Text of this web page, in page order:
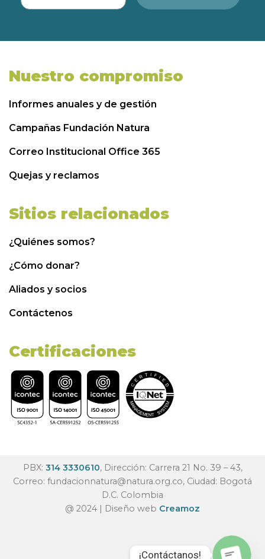
Nuestro compromiso
Informes anuales y de gestión
Campañas Fundación Natura
Correo Institucional Office 365
Quejas y reclamos
Sitios relacionados
¿Quiénes somos?
¿Cómo donar?
Aliados y socios
Contáctenos
Certificaciones
PBX: 314 3330610, Dirección: Carrera 21 No. 39 – 43,
Correo: fundacionnatura@natura.org.co, Ciudad: Bogotá
D.C. Colombia
@ 2024 | Diseño web Creamoz
¡Contáctanos!